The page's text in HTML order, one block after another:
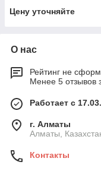
Цену уточняйте
О нас
Рейтинг не
Менее 5 отзывов
Работает с
г. Алматы
Алматы,
Контакты